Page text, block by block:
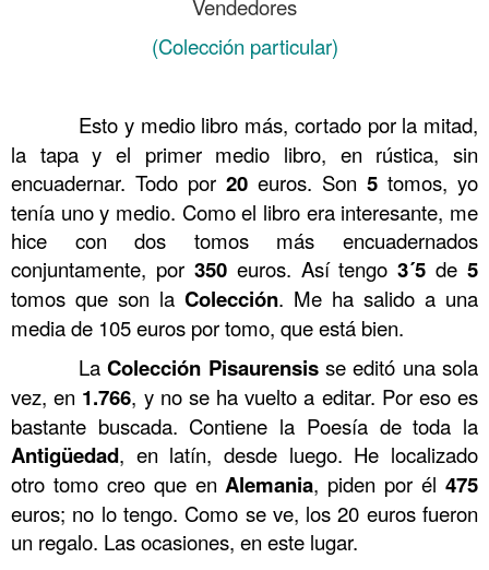
(Colección particular)
Esto y medio libro más, cortado por la mitad,
la tapa y el primer medio libro, en rústica, sin
encuadernar. Todo por 20 euros. Son 5 tomos, yo
tenía uno y medio. Como el libro era interesante, me
hice con dos tomos más encuadernados
conjuntamente, por 350euros. Así tengo3´5 de 5
tomos que son la Colección. Me ha salido a una
media de 105 euros por tomo, que está bien.
LaColección Pisaurensisse editó una sola
vez, en 1.766, y no se ha vuelto a editar. Por eso es
bastante buscada. Contiene la Poesía de toda la
Antigüedad, en latín, desde luego. He localizado
otro tomo creo que en Alemania, piden por él475
euros; no lo tengo. Como se ve, los 20 euros fueron
un regalo. Las ocasiones, en este lugar.